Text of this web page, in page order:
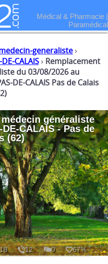
Médical & Pharmacie |
Paramédical
generaliste›
CALAIS › Remplacement
du 03/08/2026 au
DE-CALAIS Pas de Calais
médecin généraliste
CALAIS - Pas de
(62)
12 0 67%